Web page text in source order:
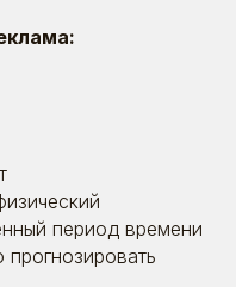
период времени